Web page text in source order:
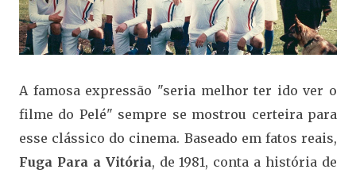
A famosa expressão "seria melhor ter ido ver o
filme do Pelé" sempre se mostrou certeira para
esse clássico do cinema. Baseado em fatos reais,
Fuga Para a Vitória, de 1981, conta a história de